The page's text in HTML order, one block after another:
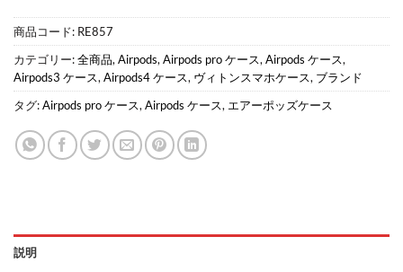
商品コード: RE857
カテゴリー:全商品, Airpods, Airpods pro ケース, Airpods ケース,
Airpods3 ケース, Airpods4 ケース, ヴィトンスマホケース, ブランド
タグ:Airpods pro ケース, Airpods ケース, エアーポッズケース
説明